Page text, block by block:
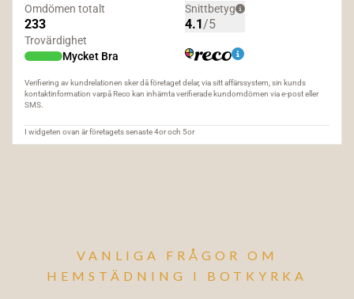
VANLIGA FRÅGOR OM
HEMSTÄDNING I BOTKYRKA